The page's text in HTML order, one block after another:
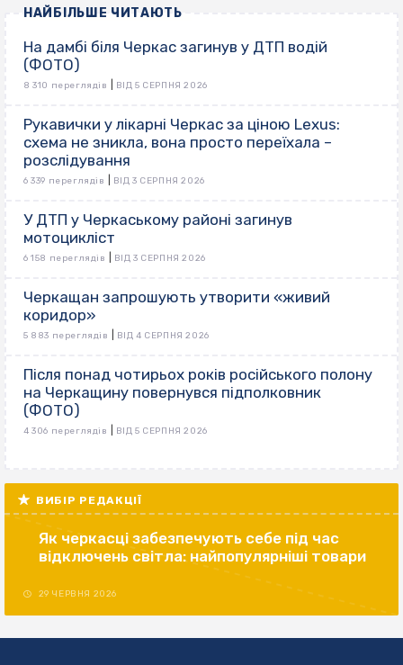
НАЙБІЛЬШЕ ЧИТАЮТЬ
На дамбі біля Черкас загинув у ДТП водій
(ФОТО)
8 310 переглядів ВІД 5 СЕРПНЯ 2026
Рукавички у лікарні Черкас за ціною Lexus:
схема не зникла, вона просто переїхала –
розслідування
6 339 переглядів ВІД 3 СЕРПНЯ 2026
У ДТП у Черкаському районі загинув
мотоцикліст
6 158 переглядів ВІД 3 СЕРПНЯ 2026
Черкащан запрошують утворити «живий
коридор»
5 883 переглядів ВІД 4 СЕРПНЯ 2026
Після понад чотирьох років російського полону
на Черкащину повернувся підполковник
(ФОТО)
4 306 переглядів ВІД 5 СЕРПНЯ 2026
ВИБІР РЕДАКЦІЇ
Як черкасці забезпечують себе під час
відключень світла: найпопулярніші товари
29 ЧЕРВНЯ 2026